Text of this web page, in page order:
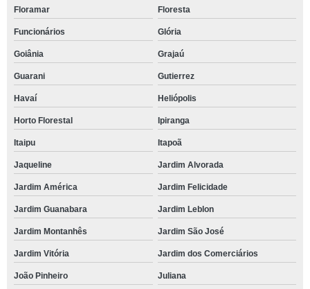
Floramar Floresta
Funcionários Glória
Goiânia Grajaú
Guarani Gutierrez
Havaí Heliópolis
Horto Florestal Ipiranga
Itaipu Itapoã
Jaqueline Jardim Alvorada
Jardim América Jardim Felicidade
Jardim Guanabara Jardim Leblon
Jardim Montanhês Jardim São José
Jardim Vitória Jardim dos Comerciários
João Pinheiro Juliana